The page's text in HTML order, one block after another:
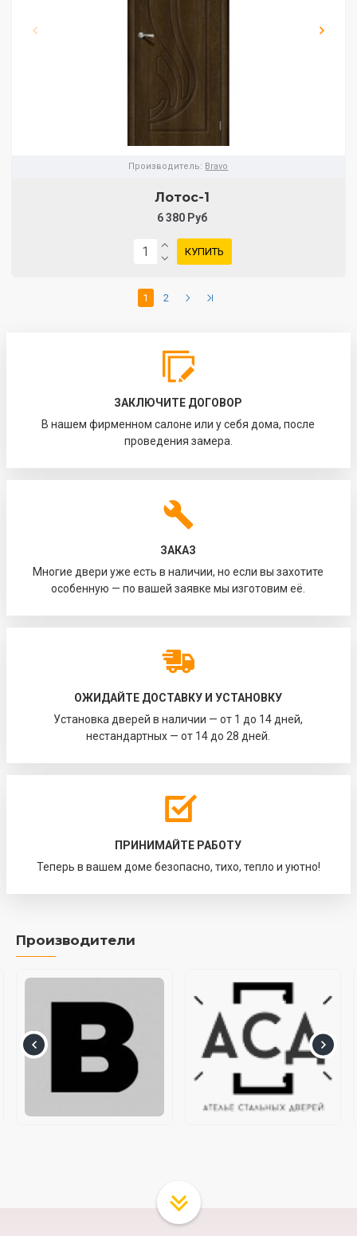
Производитель: Bravo
Лотос-1
6 380 Руб
КУПИТЬ
1 2
ЗАКЛЮЧИТЕ ДОГОВОР
В нашем фирменном салоне или у себя дома, после
проведения замера.
ЗАКАЗ
Многие двери уже есть в наличии, но если вы захотите
особенную — по вашей заявке мы изготовим её.
ОЖИДАЙТЕ ДОСТАВКУ И УСТАНОВКУ
Установка дверей в наличии — от 1 до 14 дней,
нестандартных — от 14 до 28 дней.
ПРИНИМАЙТЕ РАБОТУ
Теперь в вашем доме безопасно, тихо, тепло и уютно!
Производители